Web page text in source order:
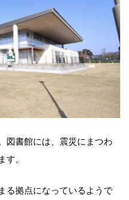
図書館には、震災にまつわ
。
る拠点になっているようで